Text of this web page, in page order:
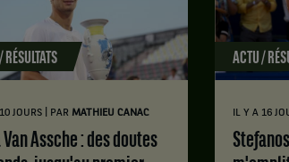
,
gagne
le
match
contre
JOURS PAR MATHIEU CANAC
ACTU /
IL Y A 16
Stefanos Tsitsipas : « Ça